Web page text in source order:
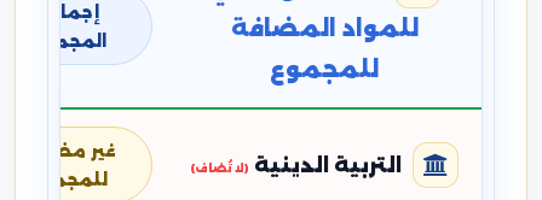
للمواد المضافة
للمجموع
إجمالي
المجموع
التربية الدينية (لا تُضاف)
غير مضافة
للمجموع